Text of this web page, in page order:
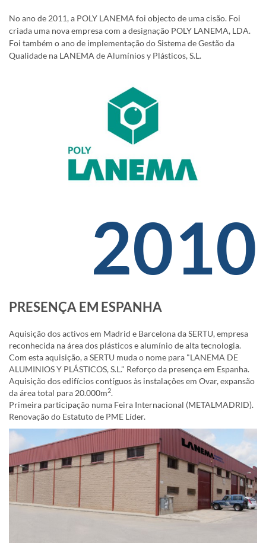
No ano de 2011, a POLY LANEMA foi objecto de uma cisão. Foi
criada uma nova empresa com a designação POLY LANEMA, LDA.
Foi também o ano de implementação do Sistema de Gestão da
Qualidade na LANEMA de Alumínios y Plásticos, S.L.
2010
PRESENÇA EM ESPANHA
Aquisição dos activos em Madrid e Barcelona da SERTU, empresa
reconhecida na área dos plásticos e alumínio de alta tecnologia.
Com esta aquisição, a SERTU muda o nome para "LANEMA DE
ALUMINIOS Y PLÁSTICOS, S.L." Reforço da presença em Espanha.
Aquisição dos edifícios contíguos às instalações em Ovar, expansão
da área total para 20.000m2.
Primeira participação numa Feira Internacional (METALMADRID).
Renovação do Estatuto de PME Líder.